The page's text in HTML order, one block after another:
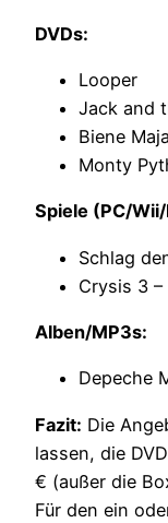
DVDs:
Looper
Jack and
Biene
Monty
Spiele (PC/
Schlag
Crysis 3
Alben/MP3s:
Depeche
Fazit: Die
lassen, die
€ (außer die
Für den ein